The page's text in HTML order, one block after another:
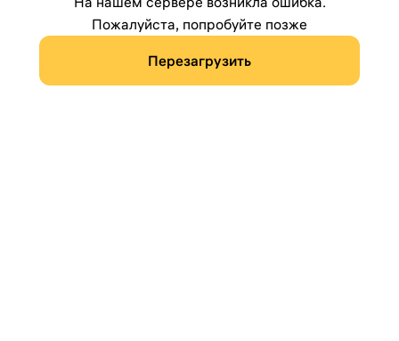
Пожалуйста, попробуйте позже
Перезагрузить